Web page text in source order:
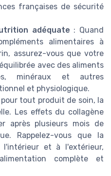
françaises de sécurité
adéquate : Quand
alimentaires à
assurez-vous que votre
avec des aliments
minéraux et autres
et physiologique.
pour tout produit de soin, la
Les effets du collagène
après plusieurs mois de
Rappelez-vous que la
et à l'extérieur,
complète et